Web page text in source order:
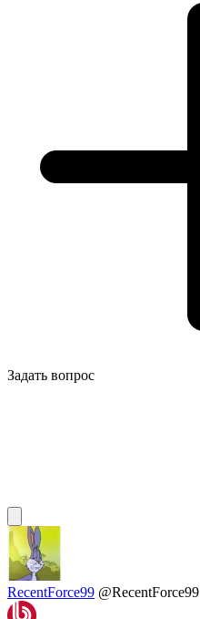
Задать вопрос
RecentForce99 @RecentForce99